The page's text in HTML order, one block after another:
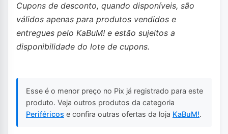
Cupons de desconto, quando disponíveis, são
válidos apenas para produtos vendidos e
entregues pelo KaBuM! e estão sujeitos a
disponibilidade do lote de cupons.
Esse é o menor preço no Pix já registrado para este
produto. Veja outros produtos da categoria
Periféricos e confira outras ofertas da loja KaBuM!.